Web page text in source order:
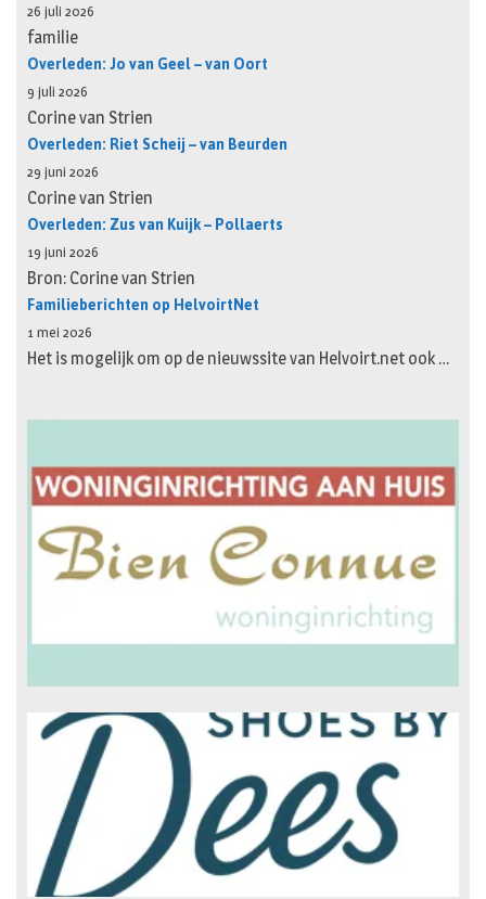
26 juli 2026
familie
Overleden: Jo van Geel – van Oort
9 juli 2026
Corine van Strien
Overleden: Riet Scheij – van Beurden
29 juni 2026
Corine van Strien
Overleden: Zus van Kuijk – Pollaerts
19 juni 2026
Bron: Corine van Strien
Familieberichten op HelvoirtNet
1 mei 2026
Het is mogelijk om op de nieuwssite van Helvoirt.net ook …